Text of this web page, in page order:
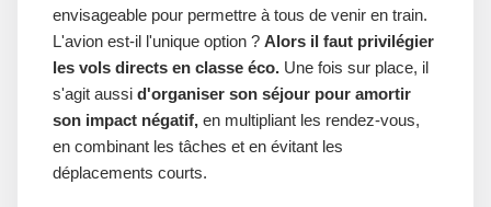
envisageable pour permettre à tous de venir en train.
L'avion est-il l'unique option ? Alors il faut privilégier
les vols directs en classe éco. Une fois sur place, il
s'agit aussi d'organiser son séjour pour amortir
son impact négatif, en multipliant les rendez-vous,
en combinant les tâches et en évitant les
déplacements courts.